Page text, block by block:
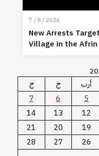
7 / 8 / 2026
New Arrests
Village in the
أرب خ
ج
5
6
7
12
13
14
19
20
21
26
27
28